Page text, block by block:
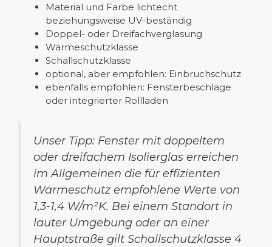
Material und Farbe lichtecht
beziehungsweise UV-beständig
Doppel- oder Dreifachverglasung
Wärmeschutzklasse
Schallschutzklasse
optional, aber empfohlen: Einbruchschutz
ebenfalls empfohlen: Fensterbeschläge
oder integrierter Rollladen
Unser Tipp: Fenster mit doppeltem
oder dreifachem Isolierglas erreichen
im Allgemeinen die für effizienten
Wärmeschutz empfohlene Werte von
1,3-1,4 W/m²K. Bei einem Standort in
lauter Umgebung oder an einer
Hauptstraße gilt Schallschutzklasse 4